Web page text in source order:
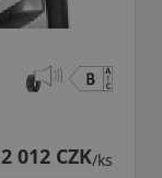
2 012 CZK/ks